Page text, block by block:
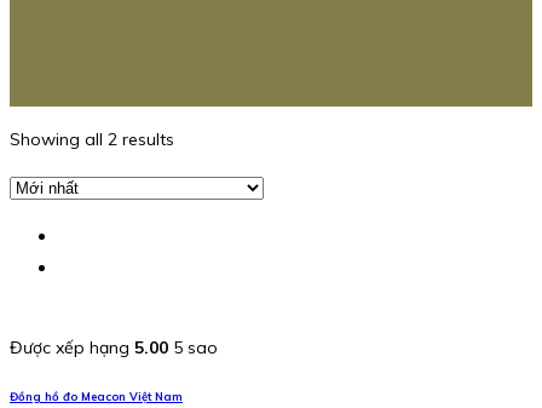
Showing all 2 results
Được xếp hạng 5.00 5 sao
Đồng hồ đo Meacon Việt Nam